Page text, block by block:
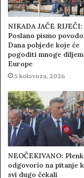
NIKADA JAČE RIJEČI:
Poslano pismo
Dana pobjede koje će
pogoditi mnoge diljem
Europe
5 kolovoza, 2026
NEOČEKIVANO:
odgovorio na pitanje
svi dugo čekali